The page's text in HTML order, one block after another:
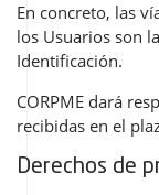
En concreto, las
los Usuarios son
Identificación.
CORPME dará
recibidas en el
Derechos de